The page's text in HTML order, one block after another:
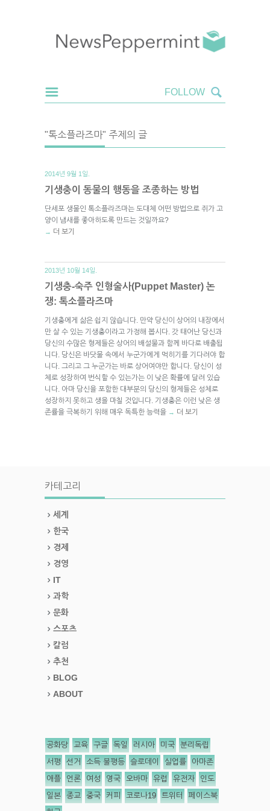
"톡소플라즈마" 주제의 글
2014년 9월 1일.
기생충이 동물의 행동을 조종하는 방법
단세포 생물인 톡소플라즈마는 도대체 어떤 방법으로 쥐가 고
양이 냄새를 좋아하도록 만드는 것일까요?
→ 더 보기
2013년 10월 14일.
기생충-숙주 인형술사(Puppet Master) 논
쟁: 톡소플라즈마
기생충에게 삶은 쉽지 않습니다. 만약 당신이 상어의 내장에서
만 살 수 있는 기생충이라고 가정해 봅시다. 갓 태어난 당신과
당신의 수많은 형제들은 상어의 배설물과 함께 바다로 배출됩
니다. 당신은 바닷물 속에서 누군가에게 먹히기를 기다려야 합
니다. 그리고 그 누군가는 바로 상어여야만 합니다. 당신이 성
체로 성장하여 번식할 수 있는가는 이 낮은 확률에 달려 있습
니다. 아마 당신을 포함한 대부분의 당신의 형제들은 성체로
성장하지 못하고 생을 마칠 것입니다. 기생충은 이런 낮은 생
존률을 극복하기 위해 매우 독특한 능력을 → 더 보기
카테고리
세계
한국
경제
경영
IT
과학
문화
스포츠
칼럼
추천
BLOG
ABOUT
공화당 교육 구글 독일 러시아 미국 분리독립
서평 선거 소득 불평등 슬로데이 실업률 아마존
애플 언론 여성 영국 오바마 유럽 유전자 인도
일본 종교 중국 커피 코로나19 트위터 페이스북